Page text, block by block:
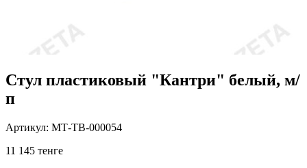
Стул пластиковый "Кантри" белый, м/
п
Артикул: МТ-ТВ-000054
11 145 тенге